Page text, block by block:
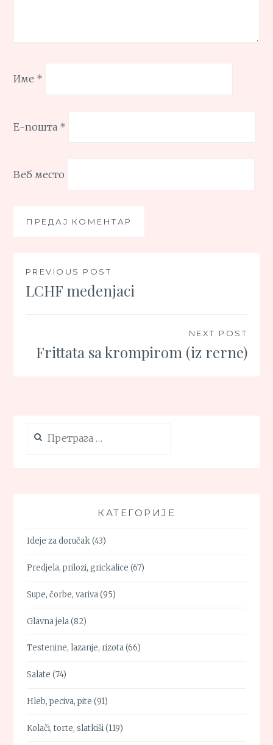
Име *
Е-пошта *
Веб место
Кретање
чланка
PREVIOUS POST
LCHF medenjaci
NEXT POST
Frittata sa krompirom (iz rerne)
за:
КАТЕГОРИЈЕ
Ideje za doručak(43)
Predjela, prilozi, grickalice (67)
Supe, čorbe, variva(95)
Glavna jela(82)
Testenine, lazanje, rizota(66)
Salate (74)
Hleb, peciva, pite (91)
Kolači, torte, slatkiši(119)